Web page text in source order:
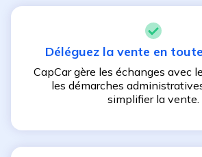
Déléguez la vente en
CapCar gère les échanges avec
les démarches
simplifier la vente.